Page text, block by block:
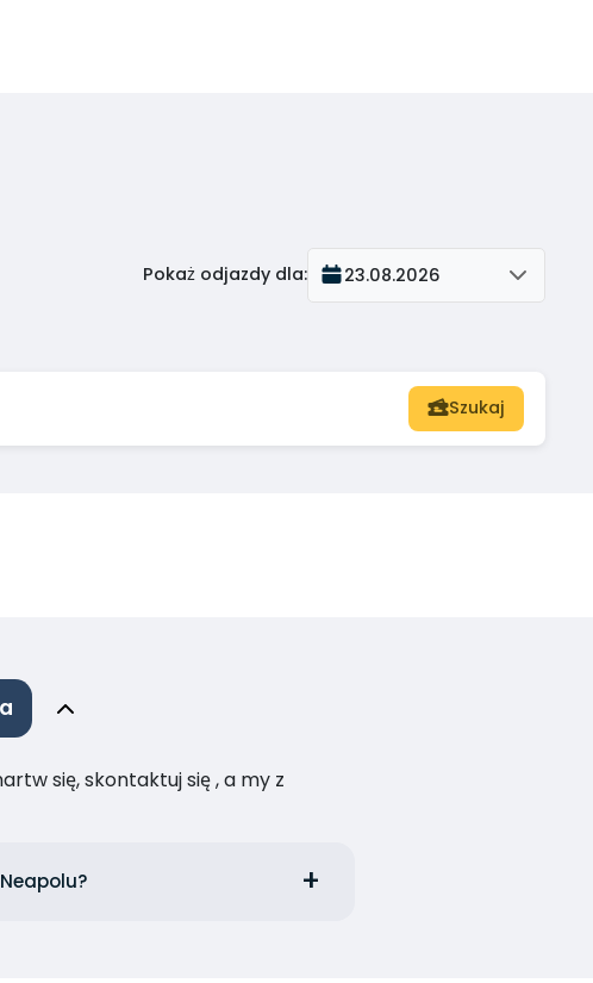
Pokaż odjazdy dla: 23.08.2026
Szukaj
się, skontaktuj się , a my z